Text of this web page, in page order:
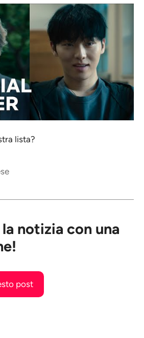
lista?
notizia con una
post